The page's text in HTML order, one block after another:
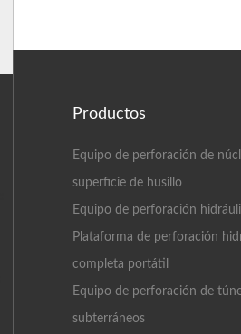
Productos
Equipo de perforación de
superficie de husillo
Equipo de perforación
Plataforma de perforación
completa portátil
Equipo de perforación de
subterráneos